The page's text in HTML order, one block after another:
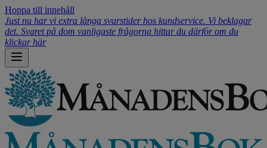
Hoppa till innehåll
Just nu har vi extra långa svarstider hos kundservice. Vi beklagar
det. Svaret på dom vanligaste frågorna hittar du därför om du
klickar här